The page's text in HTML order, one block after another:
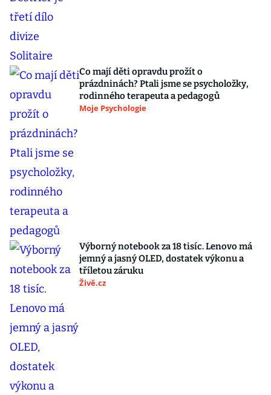
Co mají děti opravdu prožít o
prázdninách? Ptali jsme se psycholožky,
rodinného terapeuta a pedagogů
Moje Psychologie
Výborný notebook za 18 tisíc. Lenovo má
jemný a jasný OLED, dostatek výkonu a
tříletou záruku
Živě.cz